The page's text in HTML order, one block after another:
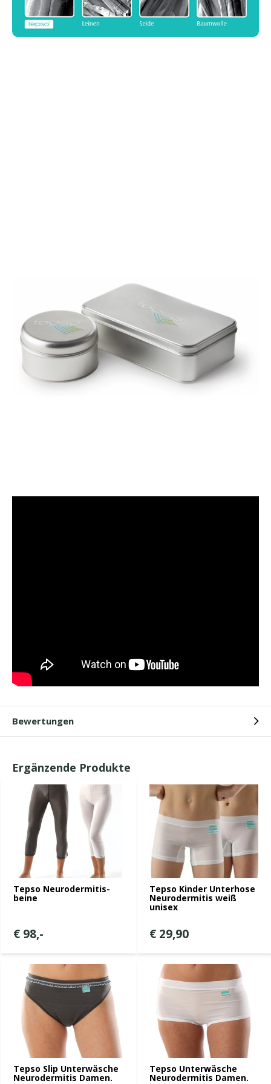
Bewertungen
Ergänzende Produkte
Tepso Neurodermitis-
beine
€ 98,-
Tepso Kinder Unterhose
Neurodermitis weiß
unisex
€ 29,90
Tepso Slip Unterwäsche
Neurodermitis Damen.
Tepso Unterwäsche
Neurodermitis Damen.